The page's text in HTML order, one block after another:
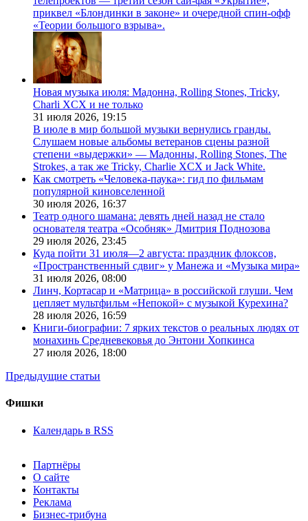
приквел «Блондинки в законе» и очередной спин-офф
«Теории большого взрыва».
Новая музыка июля: Мадонна, Rolling Stones, Tricky,
Charli XCX и не только
31 июля 2026, 19:15
В июле в мир большой музыки вернулись гранды.
Слушаем новые альбомы ветеранов сцены разной
степени «выдержки» — Мадонны, Rolling Stones, The
Strokes, а так же Tricky, Charlie XCX и Jack White.
Как смотреть «Человека-паука»: гид по фильмам
популярной киновселенной
30 июля 2026, 16:37
Театр одного шамана: девять дней назад не стало
основателя театра «Особняк» Дмитрия Поднозова
29 июля 2026, 23:45
Куда пойти 31 июля—2 августа: праздник флоксов,
«Пространственный сдвиг» у Манежа и «Музыка мира»
31 июля 2026, 08:00
Линч, Кортасар и «Матрица» в российской глуши. Чем
цепляет мультфильм «Непокой» с музыкой Курехина?
28 июля 2026, 16:59
Книги-биографии: 7 ярких текстов о реальных людях от
монахинь Средневековья до Энтони Хопкинса
27 июля 2026, 18:00
Предыдущие статьи
Фишки
Календарь в RSS
Партнёры
О сайте
Контакты
Реклама
Бизнес-трибуна